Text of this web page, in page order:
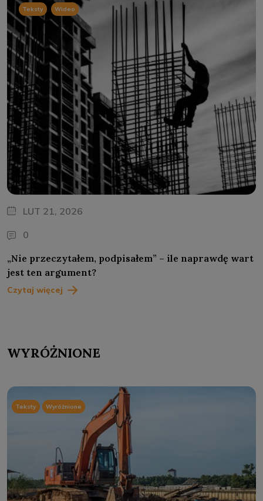
Teksty , Wideo
LUT 21, 2026
0
„Nie przeczytałem, podpisałem” – ile naprawdę wart
jest ten argument?
Czytaj więcej
WYRÓŻNIONE
Teksty Wyróżnione